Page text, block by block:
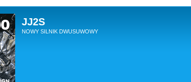
JJ2S
NOWY SILNIK DWUSUWOWY